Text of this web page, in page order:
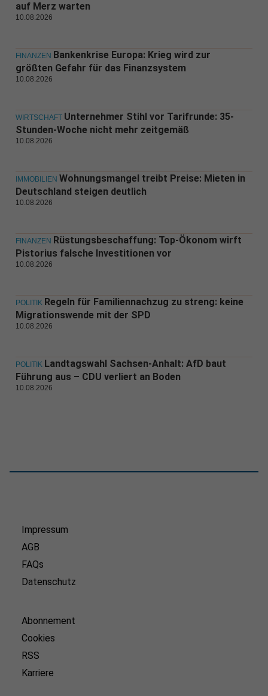
auf Merz warten
10.08.2026
FINANZEN Bankenkrise Europa: Krieg wird zur
größten Gefahr für das Finanzsystem
10.08.2026
WIRTSCHAFT Unternehmer Stihl vor Tarifrunde: 35-
Stunden-Woche nicht mehr zeitgemäß
10.08.2026
IMMOBILIEN Wohnungsmangel treibt Preise: Mieten in
Deutschland steigen deutlich
10.08.2026
FINANZEN Rüstungsbeschaffung: Top-Ökonom wirft
Pistorius falsche Investitionen vor
10.08.2026
POLITIK Regeln für Familiennachzug zu streng: keine
Migrationswende mit der SPD
10.08.2026
POLITIK Landtagswahl Sachsen-Anhalt: AfD baut
Führung aus – CDU verliert an Boden
10.08.2026
Impressum
AGB
FAQs
Datenschutz
Abonnement
Cookies
RSS
Karriere